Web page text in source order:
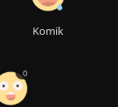
Komik
0